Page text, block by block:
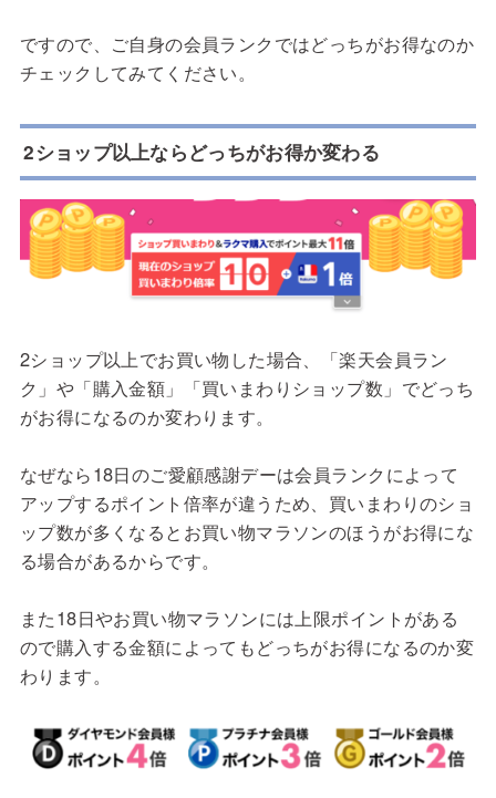
ですので、ご自身の会員ランクではどっちがお得なのか
チェックしてみてください。
2ショップ以上ならどっちがお得か変わる
2ショップ以上でお買い物した場合、「楽天会員ラン
ク」や「購入金額」「買いまわりショップ数」でどっち
がお得になるのか変わります。
なぜなら18日のご愛顧感謝デーは会員ランクによって
アップするポイント倍率が違うため、買いまわりのショ
ップ数が多くなるとお買い物マラソンのほうがお得にな
る場合があるからです。
また18日やお買い物マラソンには上限ポイントがある
ので購入する金額によってもどっちがお得になるのか変
わります。